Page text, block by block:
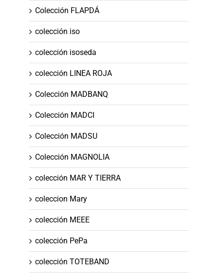
Colección FLAPDÁ
colección iso
colección isoseda
colección LINEA ROJA
Colección MADBANQ
Colección MADCI
Colección MADSU
Colección MAGNOLIA
colección MAR Y TIERRA
coleccion Mary
colección MEEE
colección PePa
colección TOTEBAND